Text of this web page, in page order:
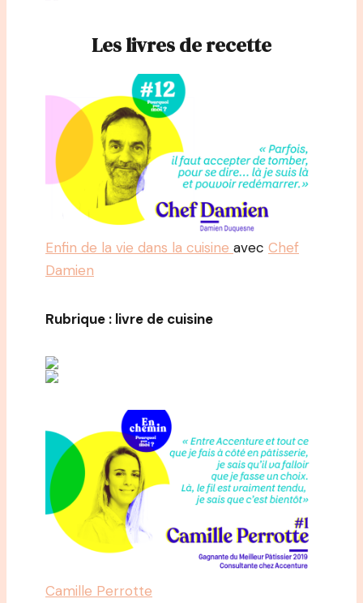
Les livres de recette
Enfin de la vie dans la cuisine avec Chef
Damien
Rubrique : livre de cuisine
Camille Perrotte